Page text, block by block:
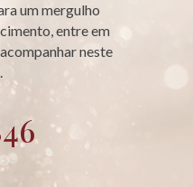
um mergulho
entre em
neste